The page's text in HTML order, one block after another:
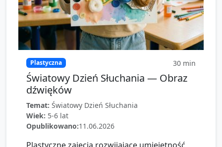
Plastyczna 30 min
Światowy Dzień Słuchania — Obraz
dźwięków
Temat: Światowy Dzień Słuchania
Wiek: 5-6 lat
Opublikowano:11.06.2026